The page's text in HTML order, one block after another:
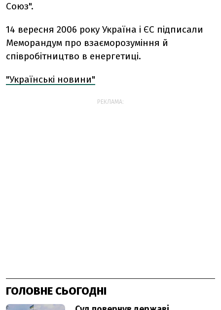
Союз".
14 вересня 2006 року Україна і ЄС підписали
Меморандум про взаєморозуміння й
співробітництво в енергетиці.
"Українські новини"
РЕКЛАМА:
ГОЛОВНЕ СЬОГОДНІ